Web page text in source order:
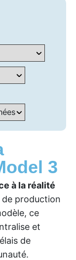
3
à la réalité
de production
ce
et
de